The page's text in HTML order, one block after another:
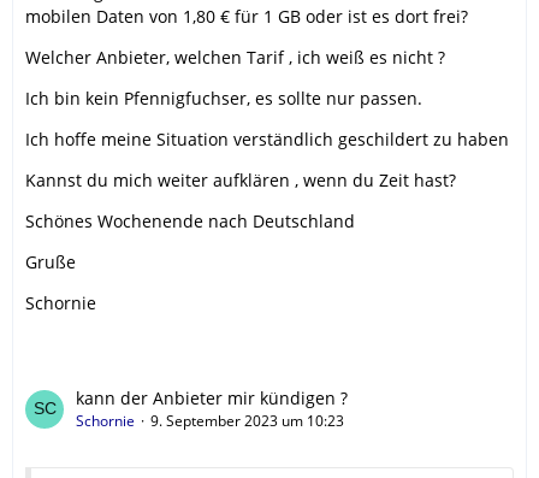
mobilen Daten von 1,80 € für 1 GB oder ist es dort frei?
Welcher Anbieter, welchen Tarif , ich weiß es nicht ?
Ich bin kein Pfennigfuchser, es sollte nur passen.
Ich hoffe meine Situation verständlich geschildert zu haben
Kannst du mich weiter aufklären , wenn du Zeit hast?
Schönes Wochenende nach Deutschland
Gruße
Schornie
kann der Anbieter mir kündigen ?
Schornie 9. September 2023 um 10:23